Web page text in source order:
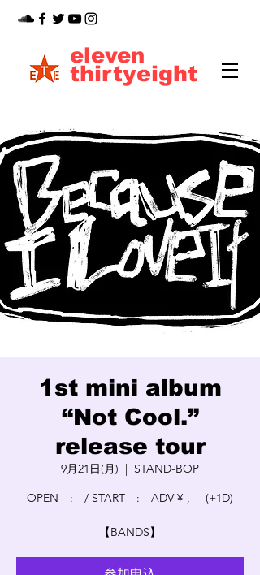
thirtyeight
eleven
1st mini album
“Not Cool.”
release tour
9月21日(月)
  |
STAND-BOP
OPEN --:-- / START --:-- ADV ¥-,--- (+1D)
【BANDS】